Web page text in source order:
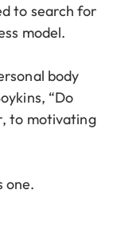
to search for
model.
body
“Do
to motivating
one.